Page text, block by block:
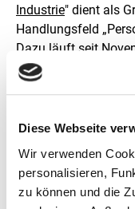
Diese Webseite
Wir verwenden
personalisieren,
zu können und die
Industrie" dient als
Handlungsfeld
Dazu läuft seit
Veranstaltungsreihe
Industrie und
Ein zentrales
Diskussion über die
„Bundesförderung